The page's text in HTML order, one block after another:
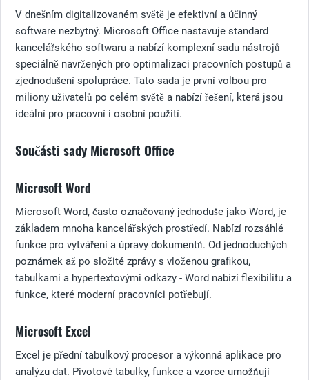
V dnešním digitalizovaném světě je efektivní a účinný
software nezbytný. Microsoft Office nastavuje standard
kancelářského softwaru a nabízí komplexní sadu nástrojů
speciálně navržených pro optimalizaci pracovních postupů a
zjednodušení spolupráce. Tato sada je první volbou pro
miliony uživatelů po celém světě a nabízí řešení, která jsou
ideální pro pracovní i osobní použití.
Součásti sady Microsoft Office
Microsoft Word
Microsoft Word, často označovaný jednoduše jako Word, je
základem mnoha kancelářských prostředí. Nabízí rozsáhlé
funkce pro vytváření a úpravy dokumentů. Od jednoduchých
poznámek až po složité zprávy s vloženou grafikou,
tabulkami a hypertextovými odkazy - Word nabízí flexibilitu a
funkce, které moderní pracovníci potřebují.
Microsoft Excel
Excel je přední tabulkový procesor a výkonná aplikace pro
analýzu dat. Pivotové tabulky, funkce a vzorce umožňují